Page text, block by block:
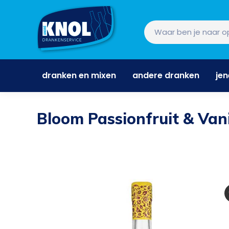
dranken en mixen andere dranken
Bloom Passionfruit &
dranken en mixen